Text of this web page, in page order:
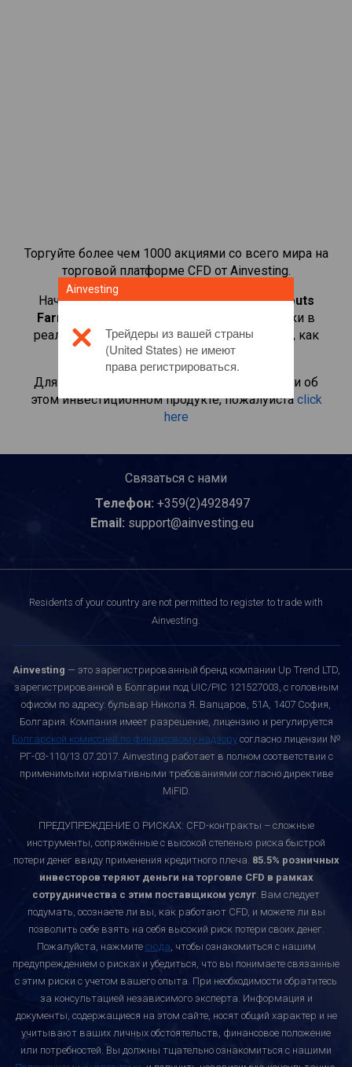
Торгуйте более чем 1000 акциями со всего мира на
торговой платформе CFD от Ainvesting.
Начать торговать CFD-контрактами наSprouts
Farmers Market
. Просматривайте котировки в
реальном времени и получайте дивиденды, как
если бы вы владели самой акцией.
Для получения дополнительной информации об
этом инвестиционном продукте, пожалуйста click
here
Связаться с нами
Телефон: +359(2)4928497
Email: support@ainvesting.eu
Residents of your country are not permitted to register to trade with
Ainvesting.
Ainvesting — это зарегистрированный бренд компании Up Trend LTD,
зарегистрированной в Болгарии под UIC/PIC 121527003, с головным
офисом по адресу: бульвар Никола Я. Вапцаров, 51A, 1407 София,
Болгария. Компания имеет разрешение, лицензию и регулируется
Болгарской комиссией по финансовому надзору согласно лицензии №
РГ-03-110/13.07.2017. Ainvesting работает в полном соответствии с
применимыми нормативными требованиями согласно директиве
MiFID.
ПРЕДУПРЕЖДЕНИЕ О РИСКАХ: CFD-контракты – сложные
инструменты, сопряжённые с высокой степенью риска быстрой
потери денег ввиду применения кредитного плеча. 85.5% розничных
инвесторов теряют деньги на торговле CFD в рамках
сотрудничества с этим поставщиком услуг. Вам следует
подумать, осознаете ли вы, как работают CFD, и можете ли вы
позволить себе взять на себя высокий риск потери своих денег.
Пожалуйста, нажмите сюда, чтобы ознакомиться с нашим
предупреждением о рисках и убедиться, что вы понимаете связанные
с этим риски с учетом вашего опыта. При необходимости обратитесь
за консультацией независимого эксперта. Информация и
документы, содержащиеся на этом сайте, носят общий характер и не
учитывают ваших личных обстоятельств, финансовое положение
или потребностей. Вы должны тщательно ознакомиться с нашими
Ainvesting
Трейдеры из вашей страны
(United States) не имеют
права регистрироваться.